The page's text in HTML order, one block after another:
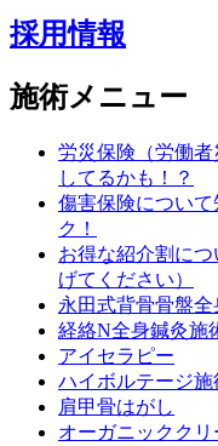
採用情報
施術メニュー
労災保険（労働
してるかも！？
傷害保険につい
ク！
お得な紹介割に
げてください）
永田式背骨骨盤全
経絡N全身鍼灸施
アイセラピー
ハイボルテージ施
肩甲骨はがし
オーガニックク